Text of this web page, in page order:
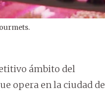
ámbito del
opera en la ciudad de